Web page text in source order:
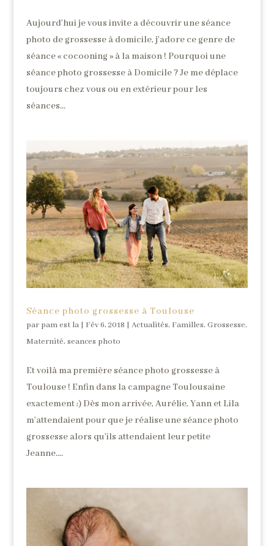
Aujourd’hui je vous invite a découvrir une séance
photo de grossesse à domicile, j’adore ce genre de
séance « cocooning » à la maison ! Pourquoi une
séance photo grossesse à Domicile ? Je me déplace
toujours chez vous ou en extérieur pour les
séances...
Séance photo grossesse à Toulouse
par pam est la| Fév 6, 2018 Actualités, Familles, Grossesse,
Maternité, seances photo
Et voilà ma première séance photo grossesse à
Toulouse ! Enfin dans la campagne Toulousaine
exactement ;) Dès mon arrivée, Aurélie, Yann et Lila
m’attendaient pour que je réalise une séance photo
grossesse alors qu’ils attendaient leur petite
Jeanne....